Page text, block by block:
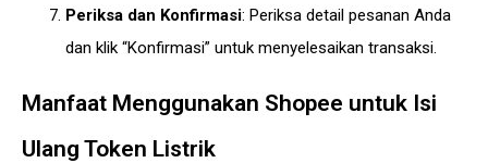
Periksa dan Konfirmasi: Periksa detail pesanan Anda
dan klik “Konfirmasi” untuk menyelesaikan transaksi.
Manfaat Menggunakan Shopee untuk Isi
Ulang Token Listrik